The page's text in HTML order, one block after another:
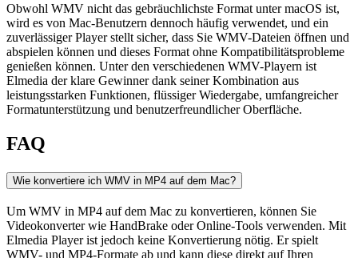
Obwohl WMV nicht das gebräuchlichste Format unter macOS ist,
wird es von Mac-Benutzern dennoch häufig verwendet, und ein
zuverlässiger Player stellt sicher, dass Sie WMV-Dateien öffnen und
abspielen können und dieses Format ohne Kompatibilitätsprobleme
genießen können. Unter den verschiedenen WMV-Playern ist
Elmedia der klare Gewinner dank seiner Kombination aus
leistungsstarken Funktionen, flüssiger Wiedergabe, umfangreicher
Formatunterstützung und benutzerfreundlicher Oberfläche.
FAQ
Wie konvertiere ich WMV in MP4 auf dem Mac?
Um WMV in MP4 auf dem Mac zu konvertieren, können Sie
Videokonverter wie HandBrake oder Online-Tools verwenden. Mit
Elmedia Player ist jedoch keine Konvertierung nötig. Er spielt
WMV- und MP4-Formate ab und kann diese direkt auf Ihren